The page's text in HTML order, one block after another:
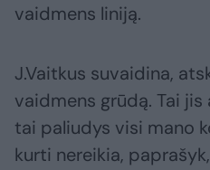
vaidmens liniją.
J.Vaitkus suvaidina,
vaidmens grūdą. Tai
tai paliudys visi mano
kurti nereikia,